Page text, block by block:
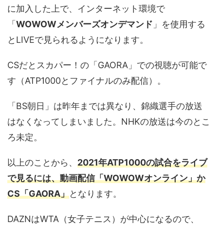
に加入した上で、インターネット環境で
「 WOWOWメンバーズオンデマンド 」を使用する
とLIVEで見られるようになります。
CSだとスカパー！の「GAORA」での視聴が可能で
す（ATP1000とファイナルのみ配信）。
「BS朝日」は昨年までは異なり、錦織選手の放送
はなくなってしまいました。NHKの放送は今のとこ
ろ未定。
以上のことから、 2021年ATP1000の試合をライブ
で見るには、動画配信「WOWOWオンライン」か
CS「GAORA」となります。
DAZNはWTA（女子テニス）が中心になるので、